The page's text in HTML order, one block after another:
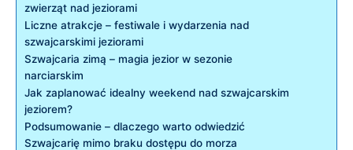
zwierząt nad jeziorami
Liczne atrakcje – festiwale i wydarzenia nad
szwajcarskimi jeziorami
Szwajcaria zimą – magia jezior w sezonie
narciarskim
Jak zaplanować idealny weekend nad szwajcarskim
jeziorem?
Podsumowanie – dlaczego warto odwiedzić
Szwajcarię mimo braku dostępu do morza